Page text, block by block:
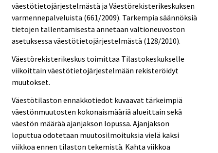
väestötietojärjestelmästä ja Väestörekisterikeskuksen
varmennepalveluista (661/2009). Tarkempia säännöksiä
tietojen tallentamisesta annetaan valtioneuvoston
asetuksessa väestötietojärjestelmästä (128/2010).
Väestörekisterikeskus toimittaa Tilastokeskukselle
viikoittain väestötietojärjestelmään rekisteröidyt
muutokset.
Väestötilaston ennakkotiedot kuvaavat tärkeimpiä
väestönmuutosten kokonaismääriä alueittain sekä
väestön määrää ajanjakson lopussa. Ajanjakson
loputtua odotetaan muutosilmoituksia vielä kaksi
viikkoa ennen tilaston tekemistä. Kahta viikkoa